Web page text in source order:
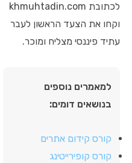
לכתובת khmuhtadin.com
וקחו את הצעד הראשון לעבר
עתיד פיננסי מצליח ומוכר.
למאמרים נוספים
בנושאים דומים:
קורס קידום אתרים
קורס קופירייטינג